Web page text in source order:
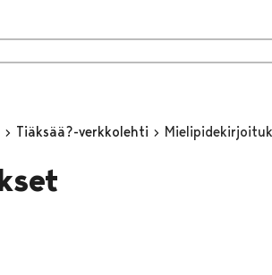
Tiäksää?-verkkolehti